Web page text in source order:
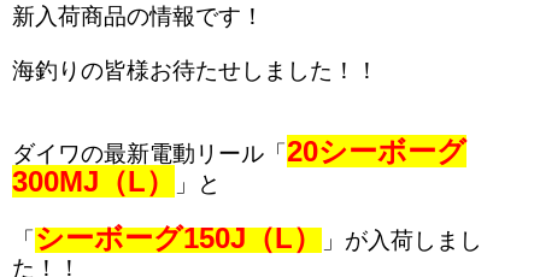
新入荷商品の情報です！
海釣りの皆様お待たせしました！！
ダイワの最新電動リール「20シーボーグ
300MJ（L）
」と
「シーボーグ150J（L） 」が入荷しまし
た！！